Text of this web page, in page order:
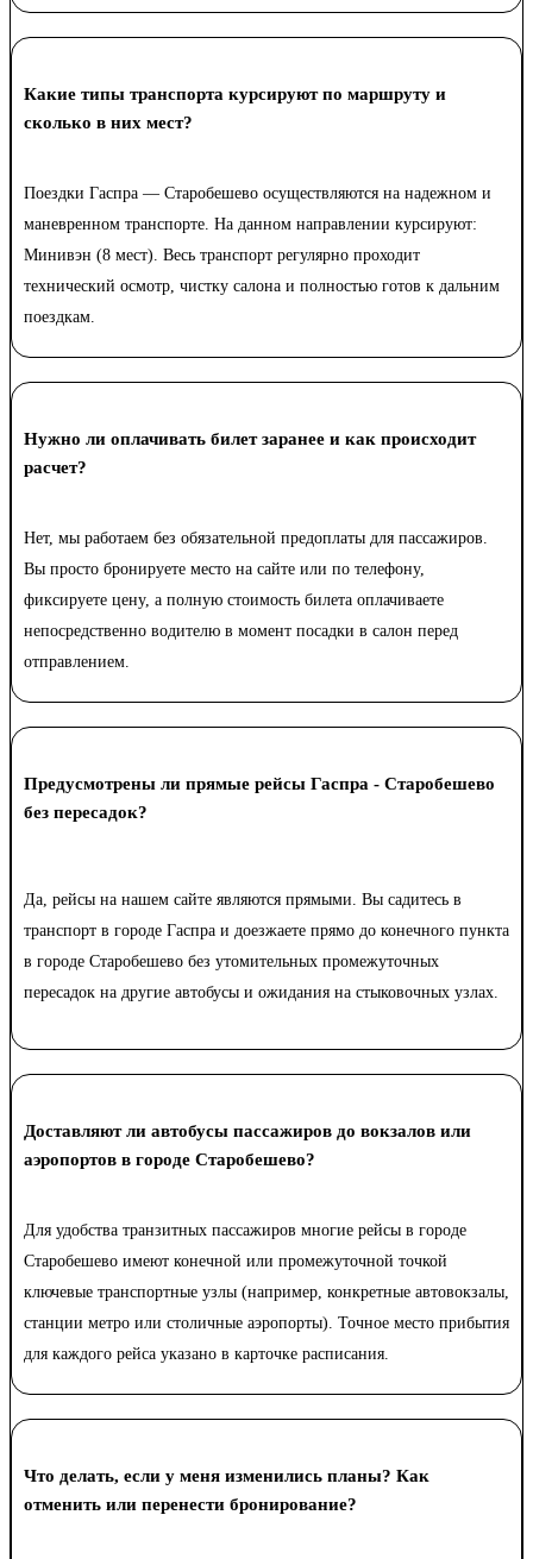
Какие типы транспорта курсируют по маршруту и
сколько в них мест?
Поездки Гаспра — Старобешево осуществляются на надежном и
маневренном транспорте. На данном направлении курсируют:
Минивэн (8 мест). Весь транспорт регулярно проходит
технический осмотр, чистку салона и полностью готов к дальним
поездкам.
Нужно ли оплачивать билет заранее и как происходит
расчет?
Нет, мы работаем без обязательной предоплаты для пассажиров.
Вы просто бронируете место на сайте или по телефону,
фиксируете цену, а полную стоимость билета оплачиваете
непосредственно водителю в момент посадки в салон перед
отправлением.
Предусмотрены ли прямые рейсы Гаспра - Старобешево
без пересадок?
Да, рейсы на нашем сайте являются прямыми. Вы садитесь в
транспорт в городе Гаспра и доезжаете прямо до конечного пункта
в городе Старобешево без утомительных промежуточных
пересадок на другие автобусы и ожидания на стыковочных узлах.
Доставляют ли автобусы пассажиров до вокзалов или
аэропортов в городе Старобешево?
Для удобства транзитных пассажиров многие рейсы в городе
Старобешево имеют конечной или промежуточной точкой
ключевые транспортные узлы (например, конкретные автовокзалы,
станции метро или столичные аэропорты). Точное место прибытия
для каждого рейса указано в карточке расписания.
Что делать, если у меня изменились планы? Как
отменить или перенести бронирование?